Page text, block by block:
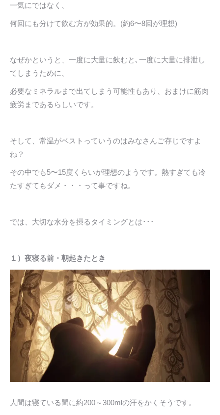
一気にではなく、
何回にも分けて飲む方が効果的。(約6〜8回が理想)
なぜかというと、一度に大量に飲むと､一度に大量に排泄し
てしまうために、
必要なミネラルまで出てしまう可能性もあり、おまけに筋肉
疲労まであるらしいです。
そして、常温がベストっていうのはみなさんご存じですよ
ね？
その中でも5〜15度くらいが理想のようです。熱すぎても冷
たすぎてもダメ・・・って事ですね。
では、大切な水分を摂るタイミングとは･･･
１）夜寝る前・朝起きたとき
人間は寝ている間に約200～300mlの汗をかくそうです。